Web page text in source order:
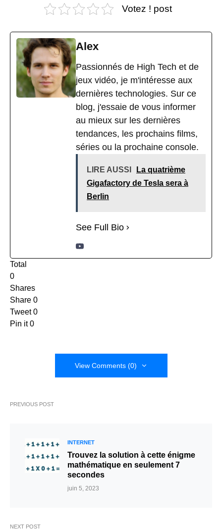
Votez ! post
Alex
Passionnés de High Tech et de
jeux vidéo, je m'intéresse aux
dernières technologies. Sur ce
blog, j'essaie de vous informer
au mieux sur les dernières
tendances, les prochains films,
séries ou la prochaine console.
LIRE AUSSI
La quatrième
Gigafactory de Tesla sera à
Berlin
See Full Bio
Total
0
Shares
Share 0
Tweet 0
Pin it 0
View Comments (0)
PREVIOUS POST
INTERNET
Trouvez la solution à cette énigme
mathématique en seulement 7
secondes
juin 5, 2023
NEXT POST